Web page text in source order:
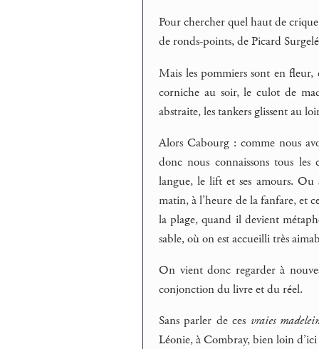
Pour chercher quel haut de
de ronds-points, de Picard
Mais les pommiers sont en
corniche au soir, le culot de
abstraite, les tankers glissent au
Alors Cabourg : comme nous
donc nous connaissons tous
langue, le lift et ses amours. Ou
matin, à l’heure de la fanfare, et
la plage, quand il devient
sable, où on est accueilli très
On vient donc regarder à
conjonction du livre et du réel.
Sans parler de ces vraies
Léonie, à Combray, bien loin d’ici